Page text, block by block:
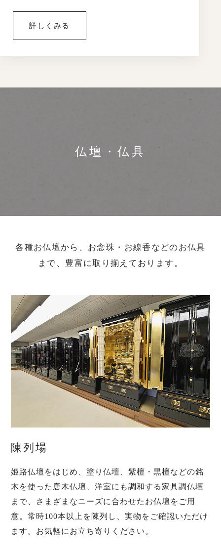
詳しくみる
仏壇・仏具
各種お仏壇から、お念珠・お線香などのお仏具
まで、豊富に取り揃えております。
陳列場
姫路仏壇をはじめ、塗り仏壇、紫檀・黒檀などの銘
木を使った唐木仏壇、洋室にも調和する家具調仏壇
まで、さまざまなニーズに合わせたお仏壇をご用
意。常時100本以上を陳列し、実物をご確認いただけ
ます。お気軽にお立ち寄りください。